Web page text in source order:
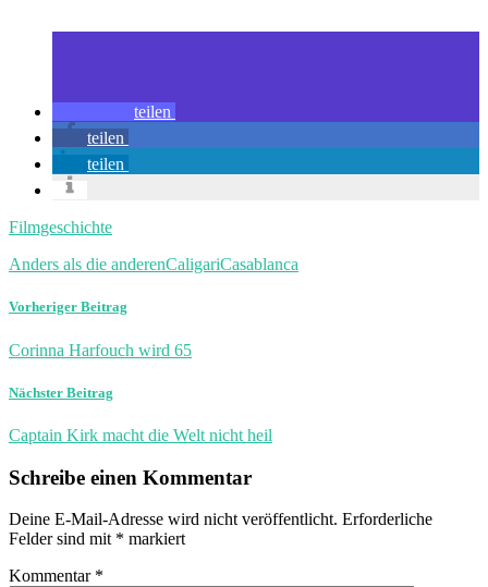
teilen
teilen
teilen
Filmgeschichte
Anders als die anderenCaligariCasablanca
Vorheriger Beitrag
Corinna Harfouch wird 65
Nächster Beitrag
Captain Kirk macht die Welt nicht heil
Schreibe einen Kommentar
Deine E-Mail-Adresse wird nicht veröffentlicht. Erforderliche
Felder sind mit * markiert
Kommentar *